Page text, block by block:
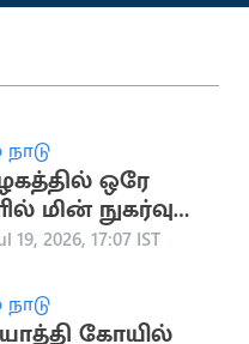
ஒரே
மின் நுகர்வு
மில்லியன்
19, 2026, 17:07 IST
கோயில்